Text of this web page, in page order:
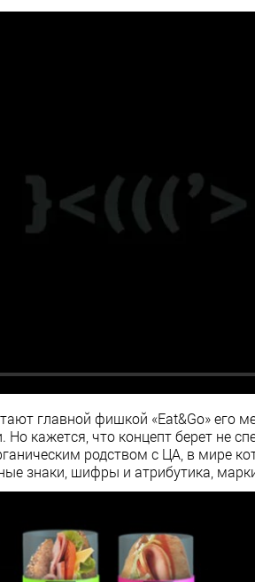
главной фишкой «Eat&Go» его
Но кажется, что концепт берет не
родством с ЦА, в мире
знаки, шифры и атрибутика,